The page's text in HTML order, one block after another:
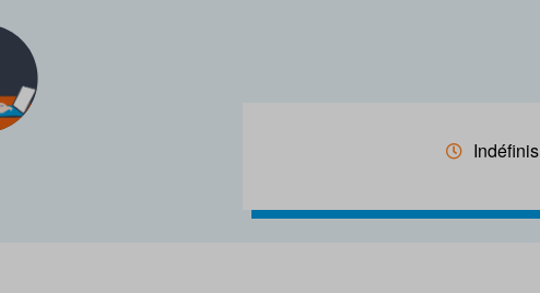
Indéfinis